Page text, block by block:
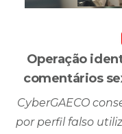
Operação
comentários
CyberGAECO
por perfil falso